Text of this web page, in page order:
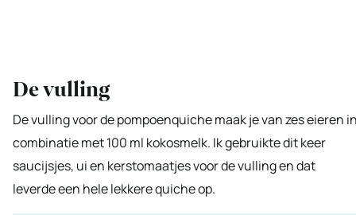
De vulling
De vulling voor de pompoenquiche maak je van zes eieren
combinatie met 100 ml kokosmelk. Ik gebruikte dit keer
saucijsjes, ui en kerstomaatjes voor de vulling en dat
leverde een hele lekkere quiche op.